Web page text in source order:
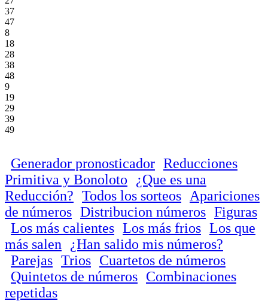
37
47
8
18
28
38
48
9
19
29
39
49
Generador pronosticador Reducciones
Primitiva y Bonoloto
¿Que es una
Reducción? Todos los sorteos
Apariciones
de números Distribucion números Figuras
Los más calientes Los más frios Los que
más salen
¿Han salido mis números?
Parejas Trios Cuartetos de números
Quintetos de números Combinaciones
repetidas